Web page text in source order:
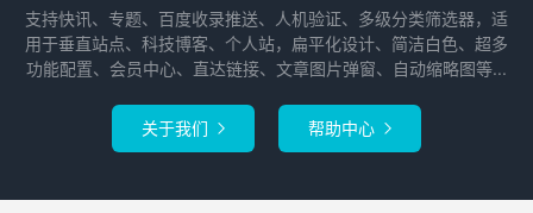
支持快讯、专题、百度收录推送、人机验证、多级分类筛选器，适
用于垂直站点、科技博客、个人站，扁平化设计、简洁白色、超多
功能配置、会员中心、直达链接、文章图片弹窗、自动缩略图等...
关于我们  帮助中心 